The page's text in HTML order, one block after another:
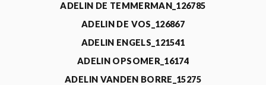
ADELIN DE TEMMERMAN_126785
ADELIN DE VOS_126867
ADELIN ENGELS_121541
ADELIN OPSOMER_16174
ADELIN VANDEN BORRE_15275